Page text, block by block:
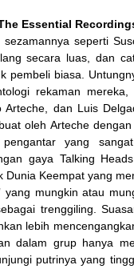
Essential
seperti
secara luas, dan
pembeli biasa.
rekaman
Arteche, dan Luis
oleh Arteche
pengantar yang
gaya Talking
Dunia Keempat yang
yang mungkin atau
trenggiling.
lebih
dalam grup hanya
putrinya yang